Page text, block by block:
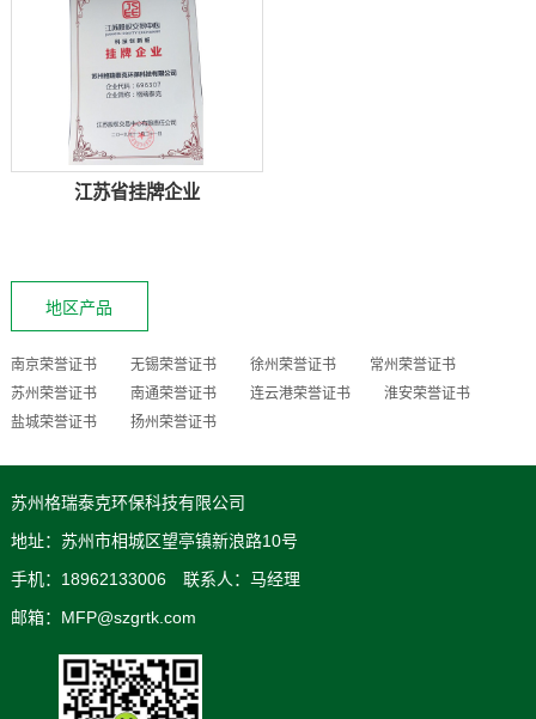
江苏省挂牌企业
地区产品
南京荣誉证书 无锡荣誉证书 徐州荣誉证书
常州荣誉证书
苏州荣誉证书
南通荣誉证书 连云港荣誉证书
淮安荣誉证书
盐城荣誉证书
扬州荣誉证书
苏州格瑞泰克环保科技有限公司
地址：苏州市相城区望亭镇新浪路10号
手机：18962133006 联系人：马经理
邮箱：MFP@szgrtk.com